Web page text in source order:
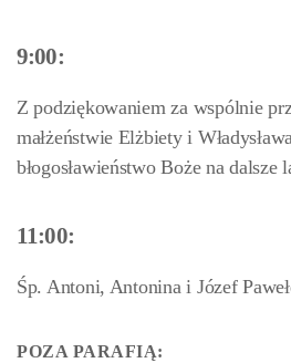
9:00:
Z podziękowaniem za wspólnie
małżeństwie Elżbiety i
błogosławieństwo Boże na dalsze
11:00:
Śp. Antoni, Antonina i Józef
POZA PARAFIĄ: